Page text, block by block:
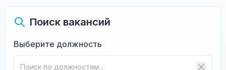
Поиск вакансий
Выберите должность